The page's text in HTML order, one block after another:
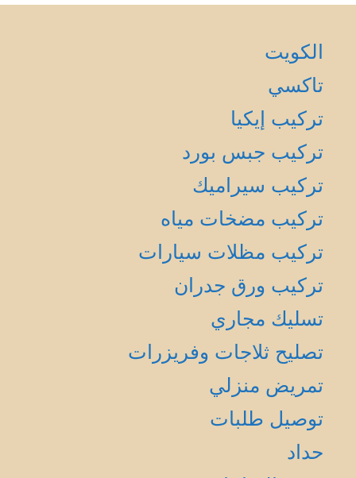
الكويت
تاكسي
تركيب إيكيا
تركيب جبس بورد
تركيب سيراميك
تركيب مضخات مياه
تركيب مظلات سيارات
تركيب ورق جدران
تسليك مجاري
تصليح ثلاجات وفريزرات
تمريض منزلي
توصيل طلبات
حداد